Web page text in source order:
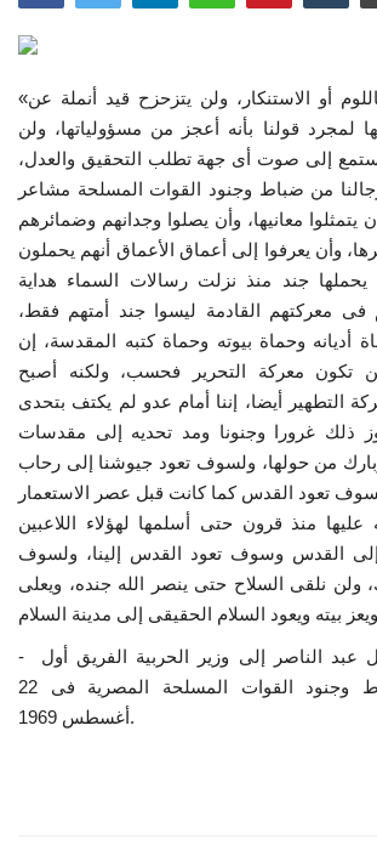
مصر
فريق العمل
إرث جمال عبدالناصر
أخبار
شروط وأحكام منحة ناصر للقيادة الدولية
منحة ناصر للقيادة الدولية
مرجعياتنا
المواطن العالمي
الرواد
فرص
وثائق
الفيديوهات
«إن العدو لن يتأثر باللوم أو الاستنكار، ولن يتزحزح قيد أنملة عن
لمجرد قولنا بأنه أعجز من مسؤولياتها، ولن
إلى صوت أى جهة تطلب التحقيق والعدل،
رجالنا من ضباط وجنود القوات المسلحة مشاعر
يتمثلوا معانيها، وأن يصلوا وجدانهم وضمائرهم
وأن يعرفوا إلى أعماق الأعماق أنهم يحملون
يحملها جند منذ نزلت رسالات السماء هداية
فى معركتهم القادمة ليسوا جند أمتهم فقط،
أديانه وحماة بيوته وحماة كتبه المقدسة، إن
تكون معركة التحرير فحسب، ولكنه أصبح
التطهير أيضا، إننا أمام عدو لم يكتف بتحدى
ذلك غرورا وجنونا ومد تحديه إلى مقدسات
وبارك من حولها، ولسوف تعود جيوشنا إلى رحاب
تعود القدس كما كانت قبل عصر الاستعمار
منذ قرون حتى أسلمها لهؤلاء اللاعبين
إلى القدس وسوف تعود القدس إلينا، ولسوف
نلقى السلاح حتى ينصر الله جنده، ويعلى
- رسالة الرئيس جمال عبد الناصر إلى وزير الحربية الفريق أول
محمد فوزى وضباط وجنود القوات المسلحة المصرية فى 22
أغسطس 1969.